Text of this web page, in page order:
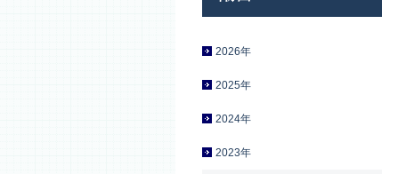
2026年
2025年
2024年
2023年